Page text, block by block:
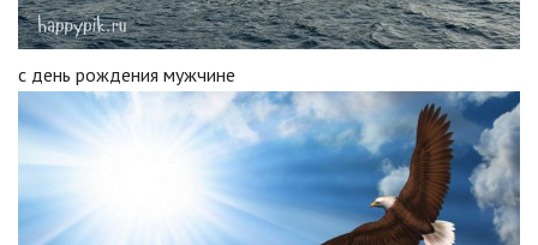
с день рождения мужчине